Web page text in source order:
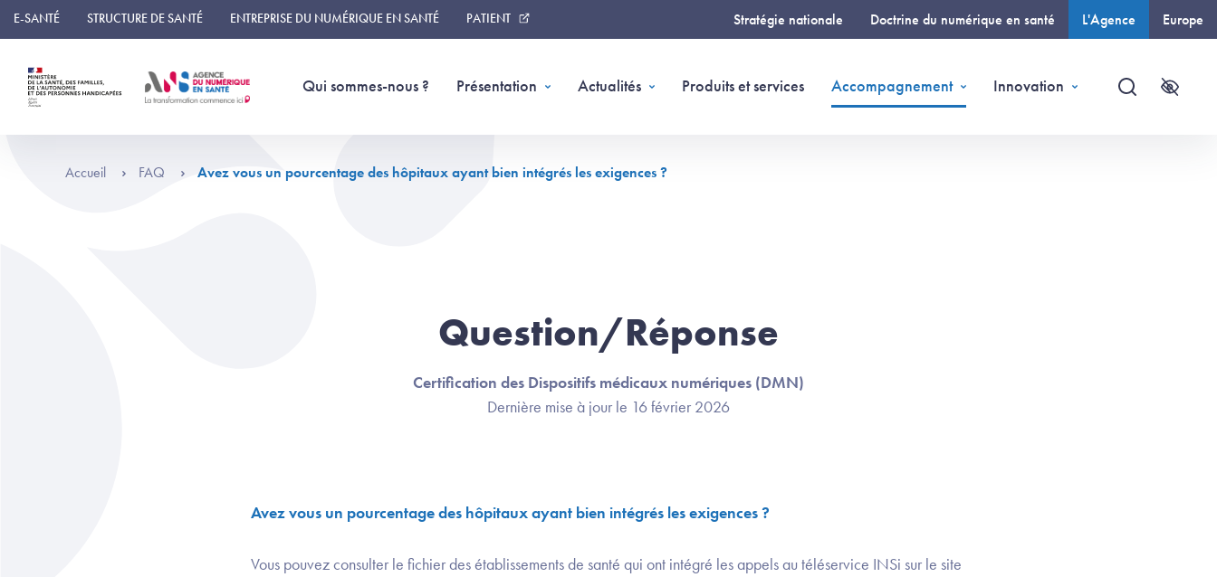
Panneau de gestion des cookies
E-SANTÉ STRUCTURE DE SANTÉ ENTREPRISE DU NUMÉRIQUE EN SANTÉ PATIENT Stratégie nationale Doctrine du numérique en santé L'Agence Europe
Qui sommes-nous ? Présentation Actualités Produits et services Accompagnement Innovation
Recherche
Accueil FAQ Avez vous un pourcentage des hôpitaux ayant bien intégrés les exigences ?
Question/Réponse
Certification des Dispositifs médicaux numériques (DMN)
Dernière mise à jour le 16 février 2026
Avez vous un pourcentage des hôpitaux ayant bien intégrés les exigences ?
Vous pouvez consulter le fichier des établissements de santé qui ont intégré les appels au téléservice INSi sur le site